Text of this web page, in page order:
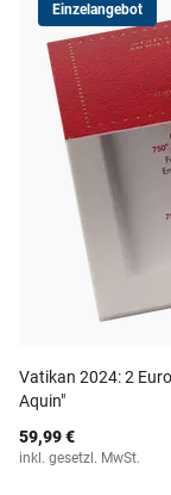
Einzelangebot
Vatikan 2024: 2
Aquin"
59,99 €
inkl. gesetzl. MwSt.